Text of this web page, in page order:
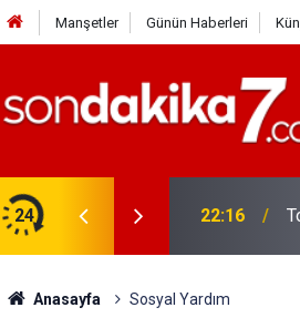
Manşetler Günün Haberleri
24 22:16
Anasayfa Sosyal Yardım